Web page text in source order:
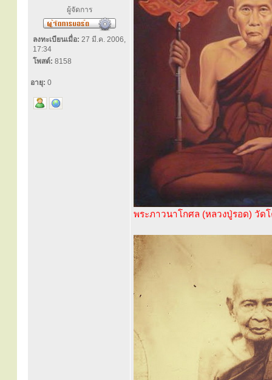
ผู้จัดการ
ลงทะเบียนเมื่อ: 27 มี.ค. 2006,
17:34
โพสต์: 8158
อายุ: 0
พระภาวนาโกศล (หลวงปู่รอด) วัด